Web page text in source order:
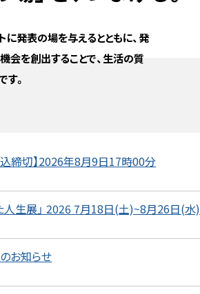
に発表の場を与えるとともに、発
会を創出することで、生活の質
。
込締切】2026年8月9日17時00分
人生展」 2026 7月18日(土)~8月26日(水)
お知らせ